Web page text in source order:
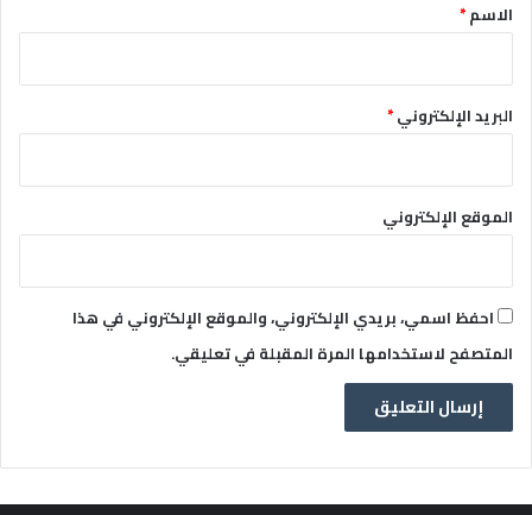
*الاسم*
البريد الإلكتروني*
الموقع الإلكتروني
احفظ اسمي، بريدي الإلكتروني، والموقع الإلكتروني في هذا
المتصفح لاستخدامها المرة المقبلة في تعليقي.